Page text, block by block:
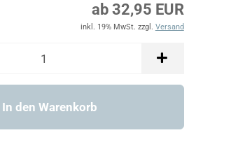
ab 32,95 EUR
inkl. 19% MwSt. zzgl. Versand
In den Warenkorb